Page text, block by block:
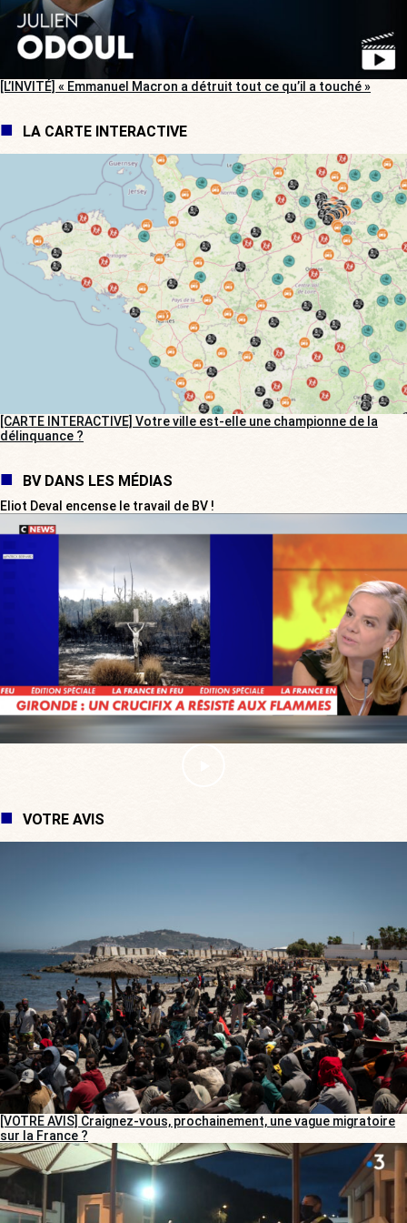
[L’INVITÉ] « Emmanuel Macron a détruit tout ce qu’il a touché »
LA CARTE INTERACTIVE
[CARTE INTERACTIVE] Votre ville est-elle une championne de la
délinquance ?
BV DANS LES MÉDIAS
Eliot Deval encense le travail de BV !
VOTRE AVIS
[VOTRE AVIS] Craignez-vous, prochainement, une vague migratoire
sur la France ?